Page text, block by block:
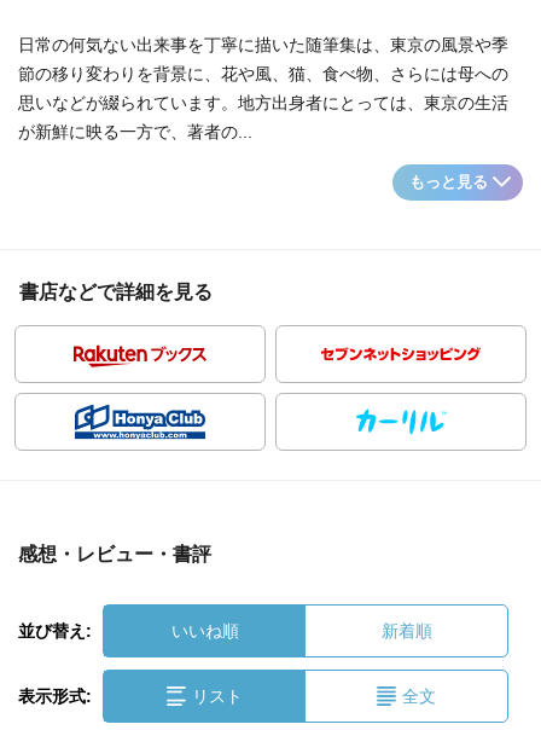
日常の何気ない出来事を丁寧に描いた随筆集は、東京の風景や季
節の移り変わりを背景に、花や風、猫、食べ物、さらには母への
思いなどが綴られています。地方出身者にとっては、東京の生活
が新鮮に映る一方で、著者の...
もっと見る
書店などで詳細を見る
感想・レビュー・書評
並び替え: いいね順 新着順
表示形式: リスト 全文